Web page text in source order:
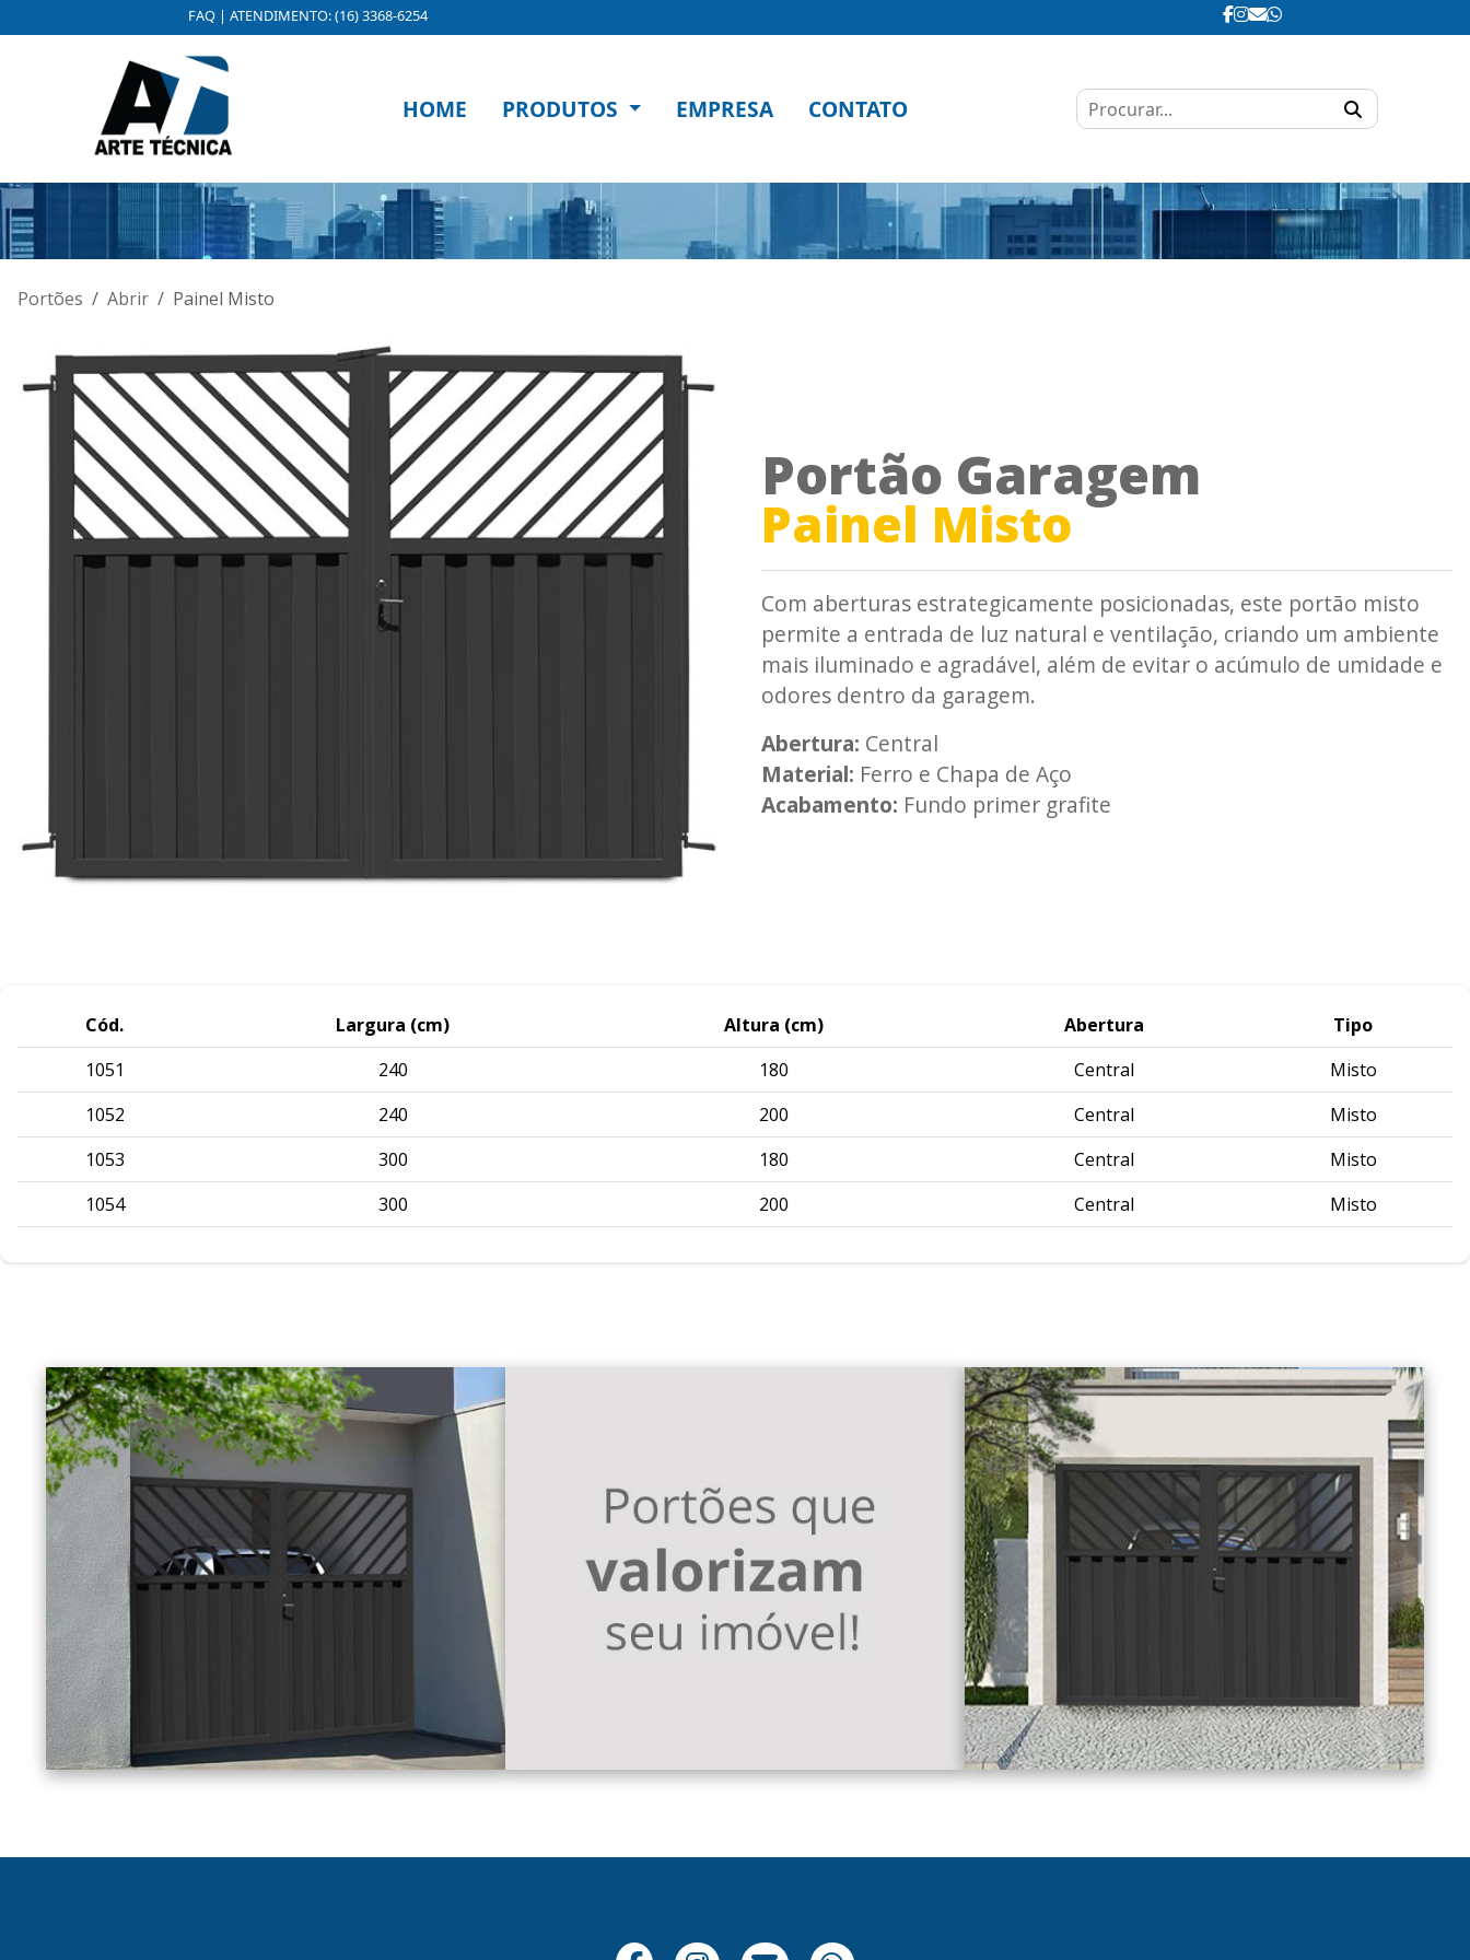
FAQ | ATENDIMENTO: (16) 3368-6254
HOME PRODUTOS EMPRESA CONTATO
Portões Abrir Painel Misto
Portão Garagem
Painel Misto
Com aberturas estrategicamente posicionadas, este portão misto
permite a entrada de luz natural e ventilação, criando um ambiente
mais iluminado e agradável, além de evitar o acúmulo de umidade e
odores dentro da garagem.
Abertura: Central
Material: Ferro e Chapa de Aço
Acabamento: Fundo primer grafite
Cód. Largura (cm) Altura (cm) Abertura
Tipo
1051
240 180 Central
Misto
1052
240 200 Central
Misto
1053
300 180 Central
Misto
1054
300 200 Central Misto